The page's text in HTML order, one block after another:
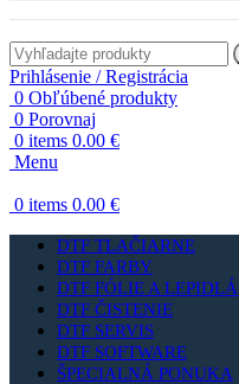
Prihlásenie / Registrácia
0 Obľúbené produkty
0 Porovnaj
0 items 0.00 €
Menu
0 items 0.00 €
DTF TLAČIARNE
DTF FARBY
DTF FÓLIE A LEPIDLÁ
DTF ČISTENIE
DTF SERVIS
DTF SOFTWARE
ŠPECIALNÁ PONUKA